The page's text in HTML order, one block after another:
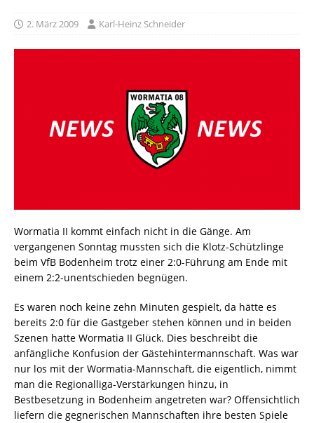
2. März 2009 Karl-Heinz Schneider
Wormatia II kommt einfach nicht in die Gänge. Am
vergangenen Sonntag mussten sich die Klotz-Schützlinge
beim VfB Bodenheim trotz einer 2:0-Führung am Ende mit
einem 2:2-unentschieden begnügen.
Es waren noch keine zehn Minuten gespielt, da hätte es
bereits 2:0 für die Gastgeber stehen können und in beiden
Szenen hatte Wormatia II Glück. Dies beschreibt die
anfängliche Konfusion der Gästehintermannschaft. Was war
nur los mit der Wormatia-Mannschaft, die eigentlich, nimmt
man die Regionalliga-Verstärkungen hinzu, in
Bestbesetzung in Bodenheim angetreten war? Offensichtlich
liefern die gegnerischen Mannschaften ihre besten Spiele